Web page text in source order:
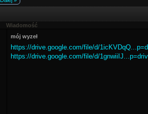
Wiadomość
mój wyzeł
https://drive.google.com/file/d/
https://drive.google.com/file/d/